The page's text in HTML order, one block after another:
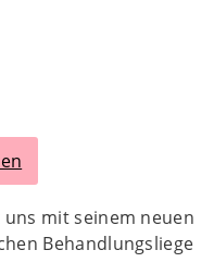
mit seinem neuen
Behandlungsliege